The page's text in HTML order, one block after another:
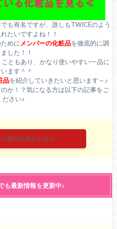
も有名ですが、誰しもTWICEのよう
たいですよね！！
めにメンバーの化粧品を徹底的に調
した！！
ともあり、かなり使いやすい一品に
ます＾＾
品を紹介していきたいと思います～♪
か！？気になる方は以下の記事をご
ださい♪
の愛用化粧品を知る
も最新情報を更新中♪